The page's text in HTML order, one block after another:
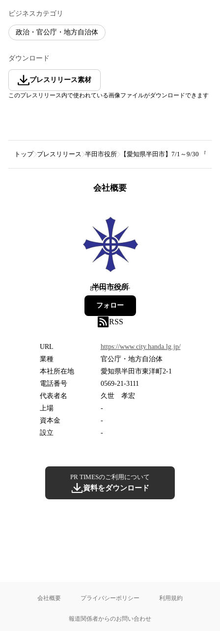
ビジネスカテゴリ
政治・官公庁・地方自治体
ダウンロード
プレスリリース素材
このプレスリリース内で使われている画像ファイルがダウンロードできます
トップ プレスリリース 半田市役所 【愛知県半田市】7/1～9/30 『
会社概要
半田市役所
8フォロワー
フォロー
RSS
URL
https://www.city.handa.lg.jp/
業種
官公庁・地方自治体
本社所在地
愛知県半田市東洋町2-1
電話番号
0569-21-3111
代表者名
久世 孝宏
上場
-
資本金
-
設立
-
PR TIMESのご利用について
資料をダウンロード
会社概要 プライバシーポリシー 利用規約
報道関係者からのお問い合わせ